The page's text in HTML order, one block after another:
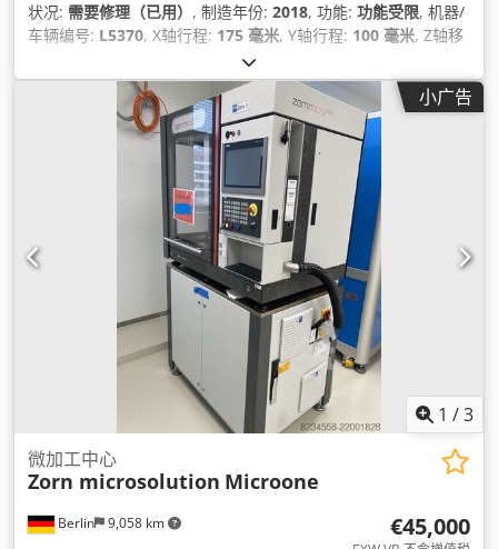
状况: 需要修理（已用） , 制造年份: 2018, 功能: 功能受限, 机器/
车辆编号: L5370, X轴行程: 175 毫米, Y轴行程: 100 毫米, Z轴移
, X轴进给速度:5 米/分钟
分钟, Z轴进给速度:2 米/分钟, 主轴速度（最大）:125,000 转/
, 主轴转速（最小）:10,500 转/分 , 总高度:2,160 毫米
, 总宽
1,815 毫米, 总长度:2,339 毫米 , 输入电流类型:
, 输入电压:400 V, 输入电流: 32 A , 设备:
小广告
1 /3
Berlin 9,058 km
微加工中心
Zorn microsolution Microone
€45,000